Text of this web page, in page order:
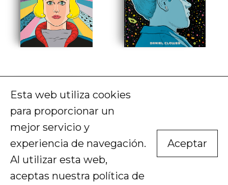
Esta web utiliza cookies
para proporcionar un
mejor servicio y
experiencia de navegación.
Al utilizar esta web,
aceptas nuestra política de
Aceptar